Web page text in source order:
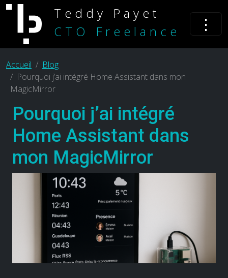
Teddy Payet
CTO Freelance
⋮
Accueil
Blog
Pourquoi j’ai intégré Home Assistant dans mon
MagicMirror
Pourquoi j’ai intégré
Home Assistant dans
mon MagicMirror